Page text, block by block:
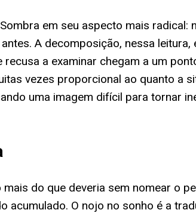
em seu aspecto mais radical:
A decomposição, nessa
a examinar chegam a um
vezes proporcional ao quanto a
uma imagem difícil para tornar
do que deveria sem nomear o
O nojo no sonho é a